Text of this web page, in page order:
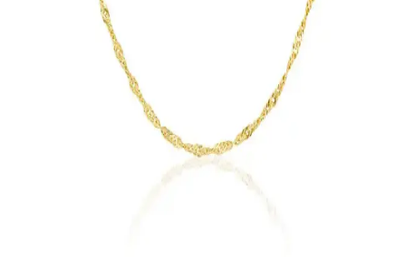
Altın kaplama, şık tasarım ve rahat kullanım özellikleriyle öne çıkan
bu kadın vücut aksesuarı, modern ve zarif detaylarıyla stilinizi
Söğütlü Silver Kadın Gümüş ve Altın Rengi Top
Top Bileklik SGTL9670GOLD
Söğütlü Silver Kadın Gümüş ve Altın Rengi Top Top Bileklik
SGTL9670GOLD, şıklığı ve tarzı bir arada sunan zarif bir takıdır.
Günlük veya özel günlerinizde kullanabileceğiniz bu bileklik,